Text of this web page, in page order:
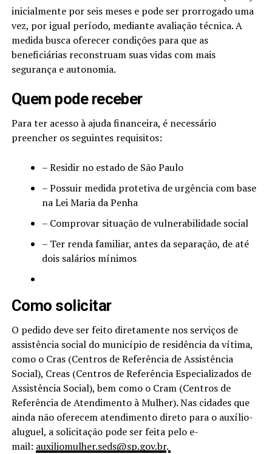
inicialmente por seis meses e pode ser prorrogado uma
vez, por igual período, mediante avaliação técnica. A
medida busca oferecer condições para que as
beneficiárias reconstruam suas vidas com mais
segurança e autonomia.
Quem pode receber
Para ter acesso à ajuda financeira, é necessário
preencher os seguintes requisitos:
– Residir no estado de São Paulo
– Possuir medida protetiva de urgência com base
na Lei Maria da Penha
– Comprovar situação de vulnerabilidade social
– Ter renda familiar, antes da separação, de até
dois salários mínimos
Como solicitar
O pedido deve ser feito diretamente nos serviços de
assistência social do município de residência da vítima,
como o Cras (Centros de Referência de Assistência
Social), Creas (Centros de Referência Especializados de
Assistência Social), bem como o Cram (Centros de
Referência de Atendimento à Mulher). Nas cidades que
ainda não oferecem atendimento direto para o auxílio-
aluguel, a solicitação pode ser feita pelo e-
mail: auxiliomulher.seds@sp.gov.br.